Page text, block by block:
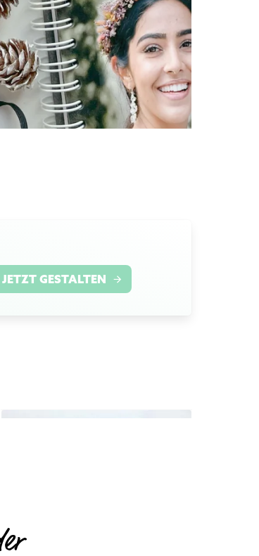
JETZT GESTALTEN